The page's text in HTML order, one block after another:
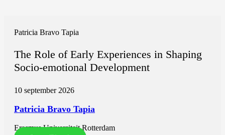
Patricia Bravo Tapia
The Role of Early Experiences in Shaping
Socio-emotional Development
10 september 2026
Patricia Bravo Tapia
Erasmus Universiteit Rotterdam